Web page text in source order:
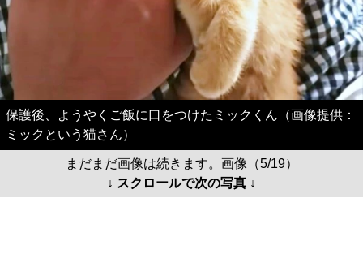
保護後、ようやくご飯に口をつけたミックくん（画像提供：
ミックという猫さん）
まだまだ画像は続きます。画像（5/19）
↓ スクロールで次の写真 ↓